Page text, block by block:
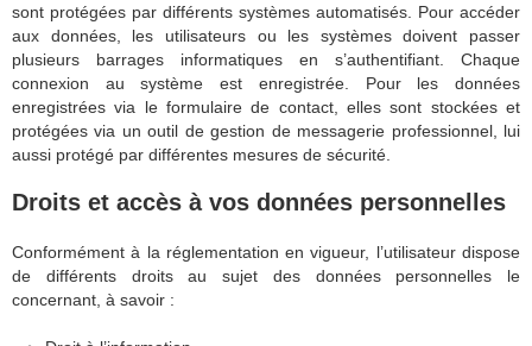
sont protégées par différents systèmes automatisés. Pour accéder
aux données, les utilisateurs ou les systèmes doivent passer
plusieurs barrages informatiques en s’authentifiant. Chaque
connexion au système est enregistrée. Pour les données
enregistrées via le formulaire de contact, elles sont stockées et
protégées via un outil de gestion de messagerie professionnel, lui
aussi protégé par différentes mesures de sécurité.
Droits et accès à vos données personnelles
Conformément à la réglementation en vigueur, l’utilisateur dispose
de différents droits au sujet des données personnelles le
concernant, à savoir :